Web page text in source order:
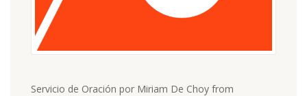
Servicio de Oración por Miriam De Choy from